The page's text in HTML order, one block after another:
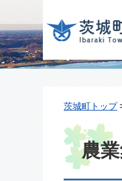
茨城町トップ
農